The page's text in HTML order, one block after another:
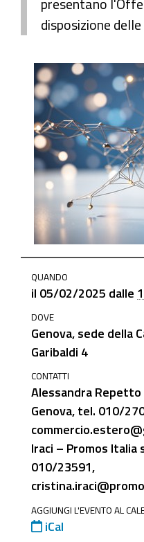
presentano
disposizione
1/partecipa-
1/eventi-
notizie-
1/5-
febbraio-
2025-
open-
day-
per-
linternazionalizzazione
febbraio
2025
QUANDO
il 05/02/2025 dalle
DOVE
Genova, sede della
Garibaldi 4
CONTATTI
Alessandra Repetto
Genova, tel. 010/
Iraci – Promos Italia
010/23591,
AGGIUNGI L'EVENTO AL
iCal